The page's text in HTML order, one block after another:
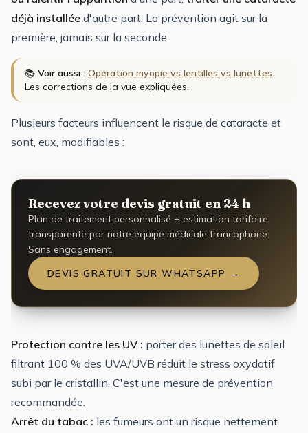
déjà installée d'autre part. La prévention agit sur la
première, jamais sur la seconde.
📚 Voir aussi : Opération myopie vs lentilles vs lunettes.
Les corrections de la vue expliquées.
Plusieurs facteurs influencent le risque de cataracte et
sont, eux, modifiables :
Recevez votre devis gratuit en 24 h
Plan de traitement personnalisé + estimation tarifaire
transparente par notre équipe médicale francophone.
Sans engagement.
DEVIS GRATUIT SUR WHATSAPP →
Protection contre les UV : porter des lunettes de soleil
filtrant 100 % des UVA/UVB réduit le stress oxydatif
subi par le cristallin. C'est une mesure de prévention
recommandée.
Arrêt du tabac : les fumeurs ont un risque nettement